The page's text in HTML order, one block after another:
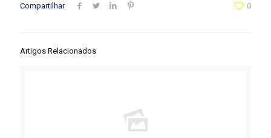
Compartilhar 0
Artigos Relacionados